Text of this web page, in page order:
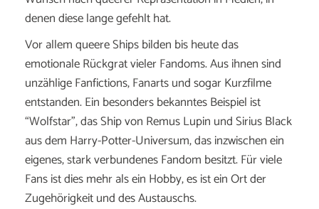
denen diese lange gefehlt hat.
Vor allem queere Ships bilden bis heute das
emotionale Rückgrat vieler Fandoms. Aus ihnen sind
unzählige Fanfictions, Fanarts und sogar Kurzfilme
entstanden. Ein besonders bekanntes Beispiel ist
“Wolfstar”, das Ship von Remus Lupin und Sirius Black
aus dem Harry-Potter-Universum, das inzwischen ein
eigenes, stark verbundenes Fandom besitzt. Für viele
Fans ist dies mehr als ein Hobby, es ist ein Ort der
Zugehörigkeit und des Austauschs.